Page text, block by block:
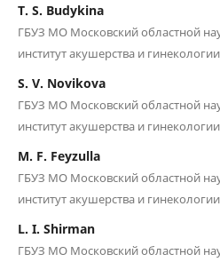
T. S. Budykina
ГБУЗ МО Московский областной
институт акушерства и
S. V. Novikova
ГБУЗ МО Московский областной
институт акушерства и
M. F. Feyzulla
ГБУЗ МО Московский областной
институт акушерства и
L. I. Shirman
ГБУЗ МО Московский областной